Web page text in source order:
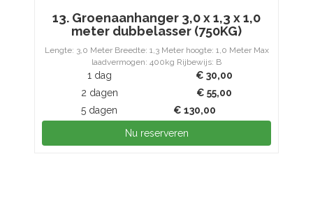
13. Groenaanhanger 3,0 x 1,3 x 1,0
meter dubbelasser (750KG)
Lengte: 3,0 Meter Breedte: 1,3 Meter hoogte: 1,0 Meter Max
laadvermogen: 400kg Rijbewijs: B
1 dag € 30,00
2 dagen
€ 55,00
5 dagen
€ 130,00
Nu reserveren